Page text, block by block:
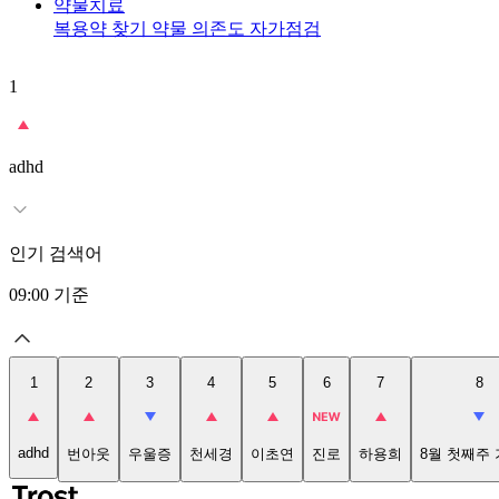
약물치료
복용약 찾기 약물 의존도 자가점검
1
adhd
인기 검색어
09:00 기준
1
adhd
2
번아웃
3
우울증
4
천세경
5
이초연
6
진로
7
하용희
8
8월 첫째주